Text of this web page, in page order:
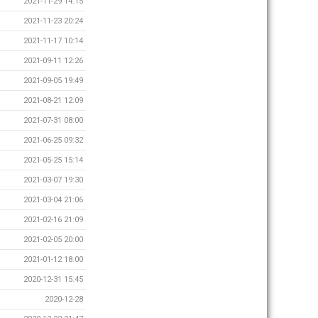
2021-11-23 20:24
2021-11-17 10:14
2021-09-11 12:26
2021-09-05 19:49
2021-08-21 12:09
2021-07-31 08:00
2021-06-25 09:32
2021-05-25 15:14
2021-03-07 19:30
2021-03-04 21:06
2021-02-16 21:09
2021-02-05 20:00
2021-01-12 18:00
2020-12-31 15:45
2020-12-28